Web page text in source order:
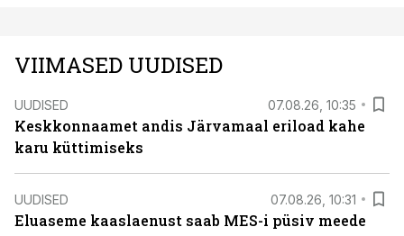
VIIMASED UUDISED
UUDISED 07.08.26, 10:35
Keskkonnaamet andis Järvamaal eriload kahe
karu küttimiseks
UUDISED 07.08.26, 10:31
Eluaseme kaaslaenust saab MES-i püsiv meede